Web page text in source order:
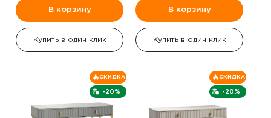
В корзину
Купить в один клик
В корзину
Купить в один клик
-20%
СКИДКА
-20%
СКИДКА